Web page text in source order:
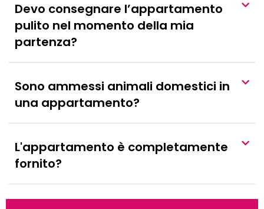
Devo consegnare l’appartamento
pulito nel momento della mia
partenza?
Sono ammessi animali domestici in
una appartamento?
L'appartamento è completamente
fornito?